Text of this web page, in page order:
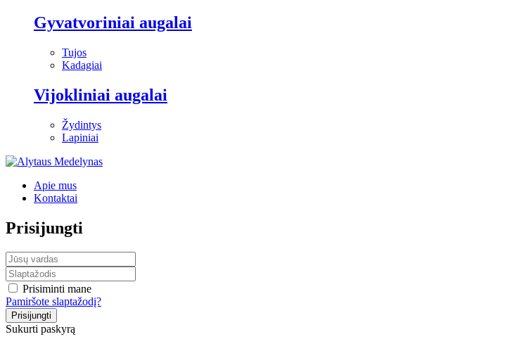
Gyvatvoriniai augalai
Tujos
Kadagiai
Vijokliniai augalai
Žydintys
Lapiniai
Apie mus
Kontaktai
Prisijungti
Prisiminti mane
Pamiršote slaptažodį?
Sukurti paskyrą